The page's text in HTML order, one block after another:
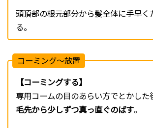
頭頂部の根元部分から髪全体に手早く
る。
コーミング～放置
【コーミングする】
専用コームの目のあらい方でとかした
毛先から少しずつ真っ直ぐのばす。